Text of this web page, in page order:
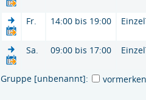
Fr. 14:00 bis 19:00
Sa. 09:00 bis 17:00
Gruppe [unbenannt]: vormerken